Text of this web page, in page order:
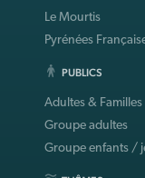
Le Mourtis
Pyrénées
PUBLICS
Adultes & Familles
Groupe adultes
Groupe enfants /